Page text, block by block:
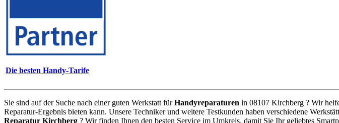
Die besten Handy-Tarife
Sie sind auf der Suche nach einer guten Werkstatt fürHandyreparaturen in 08107 Kirchberg ? Wir
Reparatur-Ergebnis bieten kann. Unsere Techniker und weitere Testkunden haben verschiedene
Reparatur Kirchberg ? Wir finden Ihnen den besten Service im Umkreis, damit Sie Ihr geliebtes